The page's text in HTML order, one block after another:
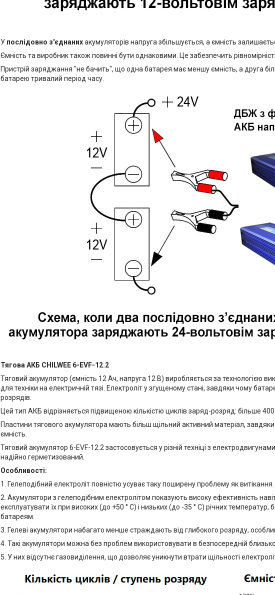
У послідовно з'єднанихакумуляторів напруга збільшується, а ємність
Ємність та виробник також повинні бути однаковими. Це забезпечить
Пристрій заряджання "не бачить", що одна батарея має меншу ємність, а друга
батарею тривалий період часу.
Тягова АКБ CHILWEE 6-EVF-12.2
Тяговий акумулятор (ємність 12 Ач, напруга 12 В) виробляється за технологією
для техніки на електричній тязі. Електроліт у згущеному стані, завдяки чому
розрядів.
Цей тип АКБ відрізняється підвищеною кількістю циклів заряд-розряд: більше 400
Пластини тягового акумулятора мають більш щільний активний матеріал,
ємність.
Тяговий акумулятор 6-EVF-12.2 застосовується у різній техніці з
надійно герметизований.
Особливості:
1. Гелеподібний електроліт повністю усуває таку поширену проблему як витікання.
2. Акумулятори з гелеподібним електролітом показують високу ефективність
експлуатувати їх при високих (до +50 ° C) і низьких (до -35 ° C) річних температур,
батареям.
3. Гелеві акумулятори набагато менше страждають від глибокого розряду,
4. Такі акумулятори можна без проблем використовувати в безпосередній
5. У них відсутнє газовиділення, що дозволяє уникнути втрати щільності